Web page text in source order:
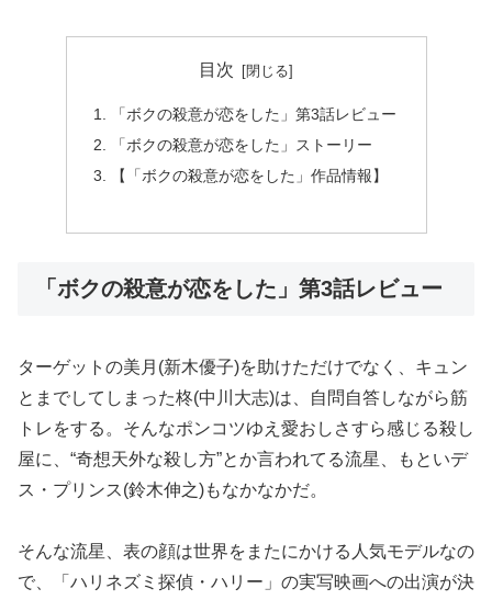
目次
「ボクの殺意が恋をした」第3話レビュー
「ボクの殺意が恋をした」ストーリー
【「ボクの殺意が恋をした」作品情報】
「ボクの殺意が恋をした」第3話レビュー
ターゲットの美月(新木優子)を助けただけでなく、キュン
とまでしてしまった柊(中川大志)は、自問自答しながら筋
トレをする。そんなポンコツゆえ愛おしさすら感じる殺し
屋に、“奇想天外な殺し方”とか言われてる流星、もといデ
ス・プリンス(鈴木伸之)もなかなかだ。
そんな流星、表の顔は世界をまたにかける人気モデルなの
で、「ハリネズミ探偵・ハリー」の実写映画への出演が決